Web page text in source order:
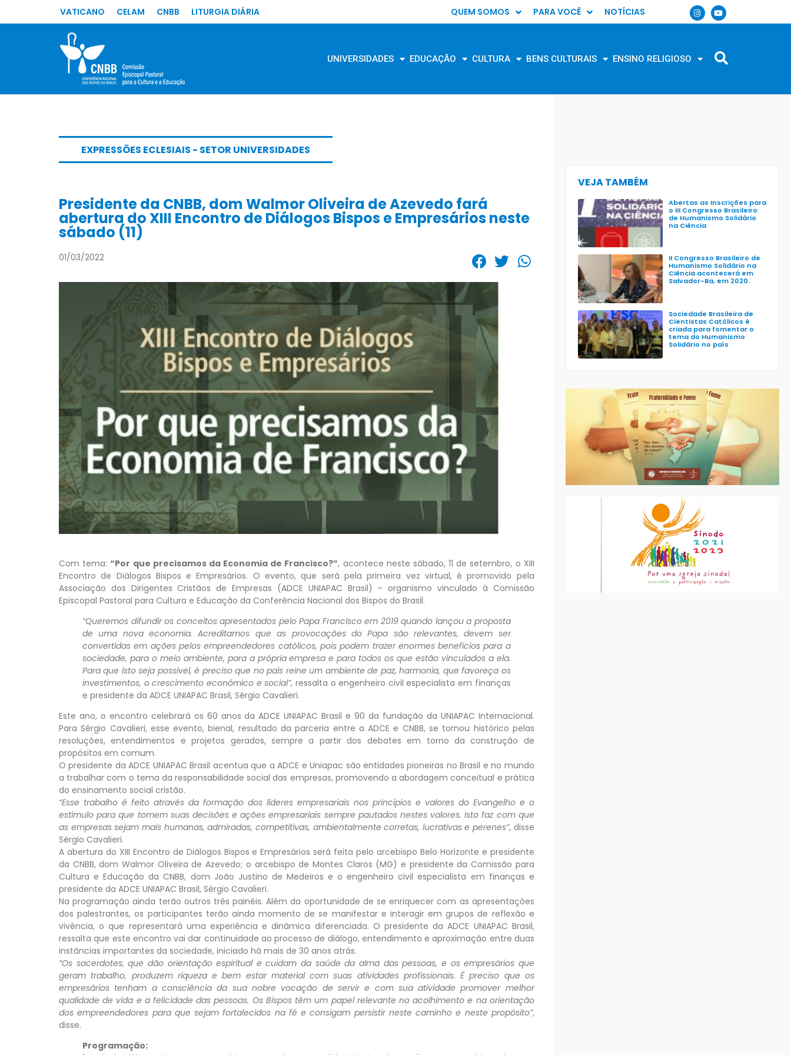
VATICANO CELAM CNBB LITURGIA DIÁRIA QUEM SOMOS PARA VOCÊ NOTÍCIAS
UNIVERSIDADES EDUCAÇÃO CULTURA BENS CULTURAIS ENSINO RELIGIOSO
EXPRESSÕES ECLESIAIS - SETOR UNIVERSIDADES
Presidente da CNBB, dom Walmor Oliveira de Azevedo fará
abertura do XIII Encontro de Diálogos Bispos e Empresários neste
sábado (11)
01/03/2022
Com tema:“Por que precisamos da Economia de Francisco?”, acontece neste sábado, 11 de setembro, o XIII
Encontro de Diálogos Bispos e Empresários. O evento, que será pela primeira vez virtual, é promovido pela
Associação dos Dirigentes Cristãos de Empresas (ADCE UNIAPAC Brasil) – organismo vinculado à Comissão
Episcopal Pastoral para Cultura e Educação da Conferência Nacional dos Bispos do Brasil.
“Queremos difundir os conceitos apresentados pelo Papa Francisco em 2019 quando lançou a proposta
de uma nova economia. Acreditamos que as provocações do Papa são relevantes, devem ser
convertidas em ações pelos empreendedores católicos, pois podem trazer enormes benefícios para a
sociedade, para o meio ambiente, para a própria empresa e para todos os que estão vinculados a ela.
Para que isto seja possível, é preciso que no país reine um ambiente de paz, harmonia, que favoreça os
investimentos, o crescimento econômico e social”, ressalta o engenheiro civil especialista em finanças
e presidente da ADCE UNIAPAC Brasil, Sérgio Cavalieri.
Este ano, o encontro celebrará os 60 anos da ADCE UNIAPAC Brasil e 90 da fundação da UNIAPAC Internacional.
Para Sérgio Cavalieri, esse evento, bienal, resultado da parceria entre a ADCE e CNBB, se tornou histórico pelas
resoluções, entendimentos e projetos gerados, sempre a partir dos debates em torno da construção de
propósitos em comum.
O presidente da ADCE UNIAPAC Brasil acentua que a ADCE e Uniapac são entidades pioneiras no Brasil e no mundo
a trabalhar com o tema da responsabilidade social das empresas, promovendo a abordagem conceitual e prática
do ensinamento social cristão.
“Esse trabalho é feito através da formação dos líderes empresariais nos princípios e valores do Evangelho e o
estímulo para que tomem suas decisões e ações empresariais sempre pautados nestes valores. Isto faz com que
as empresas sejam mais humanas, admiradas, competitivas, ambientalmente corretas, lucrativas e perenes”, disse
Sérgio Cavalieri.
A abertura do XIII Encontro de Diálogos Bispos e Empresários será feita pelo arcebispo Belo Horizonte e presidente
da CNBB, dom Walmor Oliveira de Azevedo; o arcebispo de Montes Claros (MG) e presidente da Comissão para
Cultura e Educação da CNBB, dom João Justino de Medeiros e o engenheiro civil especialista em finanças e
presidente da ADCE UNIAPAC Brasil, Sérgio Cavalieri.
Na programação ainda terão outros três painéis. Além da oportunidade de se enriquecer com as apresentações
dos palestrantes, os participantes terão ainda momento de se manifestar e interagir em grupos de reflexão e
vivência, o que representará uma experiência e dinâmica diferenciada. O presidente da ADCE UNIAPAC Brasil,
ressalta que este encontro vai dar continuidade ao processo de diálogo, entendimento e aproximação entre duas
instâncias importantes da sociedade, iniciado há mais de 30 anos atrás.
“Os sacerdotes, que dão orientação espiritual e cuidam da saúde da alma das pessoas, e os empresários que
geram trabalho, produzem riqueza e bem estar material com suas atividades profissionais. É preciso que os
empresários tenham a consciência da sua nobre vocação de servir e com sua atividade promover melhor
qualidade de vida e a felicidade das pessoas. Os Bispos têm um papel relevante no acolhimento e na orientação
dos empreendedores para que sejam fortalecidos na fé e consigam persistir neste caminho e neste propósito”,
disse.
Programação:
VEJA TAMBÉM
Abertas as Inscrições para
o III Congresso Brasileiro
de Humanismo Solidário
na Ciência
II Congresso Brasileiro de
Humanismo Solidário na
Ciência acontecerá em
Salvador-Ba, em 2020.
Sociedade Brasileira de
Cientistas Católicos é
criada para fomentar o
tema do Humanismo
Solidário no país